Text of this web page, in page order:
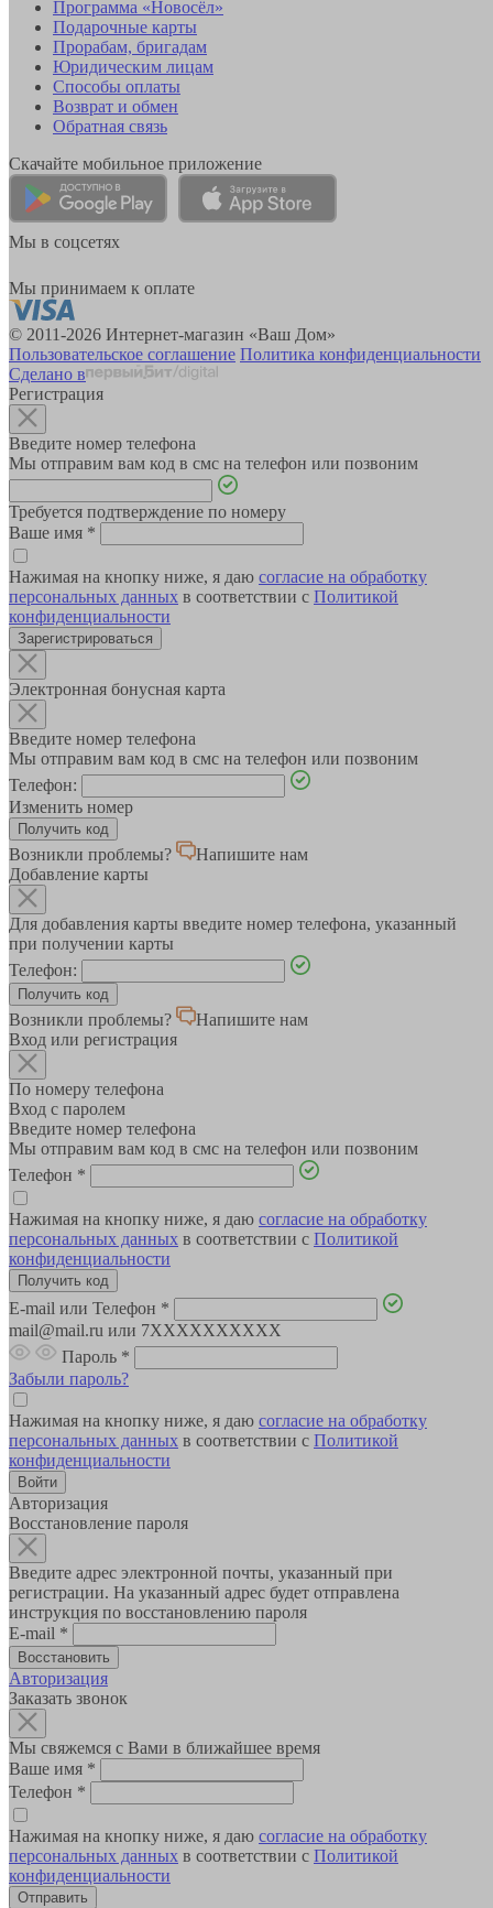
Программа «Новосёл»
Подарочные карты
Прорабам, бригадам
Юридическим лицам
Способы оплаты
Возврат и обмен
Обратная связь
Скачайте мобильное приложение
Мы в соцсетях
Мы принимаем к оплате
© 2011-2026 Интернет-магазин «Ваш Дом»
Пользовательское соглашение Политика конфиденциальности
Сделано в
Регистрация
Введите номер телефона
Мы отправим вам код в смс на телефон или позвоним
Требуется подтверждение по номеру
Ваше имя *
Нажимая на кнопку ниже, я даю согласие на обработку
персональных данных в соответствии с Политикой
конфиденциальности
Зарегистрироваться
Электронная бонусная карта
Введите номер телефона
Мы отправим вам код в смс на телефон или позвоним
Телефон:
Изменить номер
Возникли проблемы?
Напишите нам
Добавление карты
Для добавления карты введите номер телефона, указанный
при получении карты
Телефон:
Возникли проблемы?
Напишите нам
Вход или регистрация
По номеру телефона
Вход с паролем
Введите номер телефона
Мы отправим вам код в смс на телефон или позвоним
Телефон *
Нажимая на кнопку ниже, я даю согласие на обработку
персональных данных в соответствии с Политикой
конфиденциальности
E-mail или Телефон *
mail@mail.ru или 7XXXXXXXXXX
Пароль *
Забыли пароль?
Нажимая на кнопку ниже, я даю согласие на обработку
персональных данных в соответствии с Политикой
конфиденциальности
Авторизация
Восстановление пароля
Введите адрес электронной почты, указанный при
регистрации. На указанный адрес будет отправлена
инструкция по восстановлению пароля
E-mail *
Авторизация
Заказать звонок
Мы свяжемся с Вами в ближайшее время
Ваше имя *
Телефон *
Нажимая на кнопку ниже, я даю согласие на обработку
персональных данных в соответствии с Политикой
конфиденциальности